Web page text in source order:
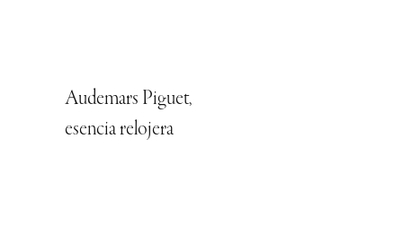
Audemars Piguet,
esencia relojera